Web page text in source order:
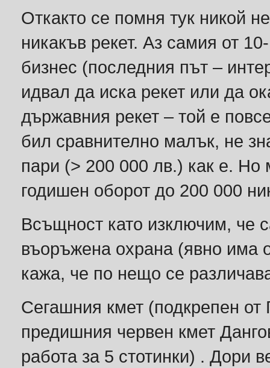
Откакто се помня тук никой
никакъв рекет. Аз самия от
бизнес (последния път –
идвал да иска рекет или да
държавния рекет – той е
бил сравнително малък, не
пари (> 200 000 лв.) как е. Но
годишен оборот до 200 000
Всъщност като изключим, че
въоръжена охрана (явно има
кажа, че по нещо се
Сегашния кмет (подкрепен от
предишния червен кмет
работа за 5 стотинки) . Дори